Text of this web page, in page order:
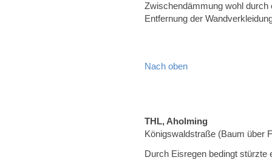
Zwischendämmung wohl durch
Entfernung der
Nach oben
THL, Aholming
Königswaldstraße (Baum über
Durch Eisregen bedingt stürzte